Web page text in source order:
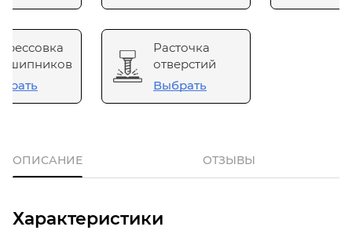
Расточка
отверстий
Выбрать
ОПИСАНИЕ ОТЗЫВЫ
Характеристики